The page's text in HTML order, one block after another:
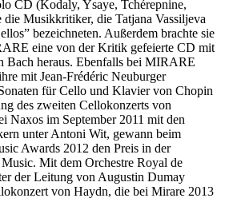
CD (Kodaly, Ysaye, Tchérepnine,
die Musikkritiker, die Tatjana Vassiljeva
bezeichneten. Außerdem brachte sie
eine von der Kritik gefeierte CD mit
Bach heraus. Ebenfalls bei MIRARE
mit Jean-Frédéric Neuburger
für Cello und Klavier von Chopin
des zweiten Cellokonzerts von
Naxos im September 2011 mit den
unter Antoni Wit, gewann beim
Awards 2012 den Preis in der
Mit dem Orchestre Royal de
der Leitung von Augustin Dumay
von Haydn, die bei Mirare 2013